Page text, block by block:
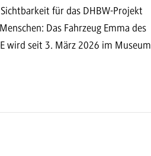
für das DHBW-Projekt
Das Fahrzeug Emma des
wird seit 3. März 2026 im Museum